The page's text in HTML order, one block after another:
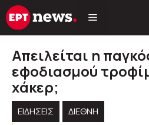
Μετάβαση
σε
Απειλείται η
εφοδιασμού
χάκερ;
ΕΙΔΗΣΕΙΣ
ΔΙΕΘΝΗ